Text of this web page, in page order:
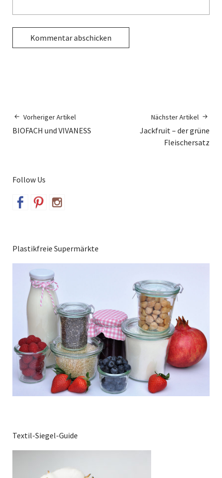
Vorheriger Artikel
BIOFACH und VIVANESS
Nächster Artikel
Jackfruit – der grüne
Fleischersatz
Follow Us
Plastikfreie Supermärkte
Textil-Siegel-Guide